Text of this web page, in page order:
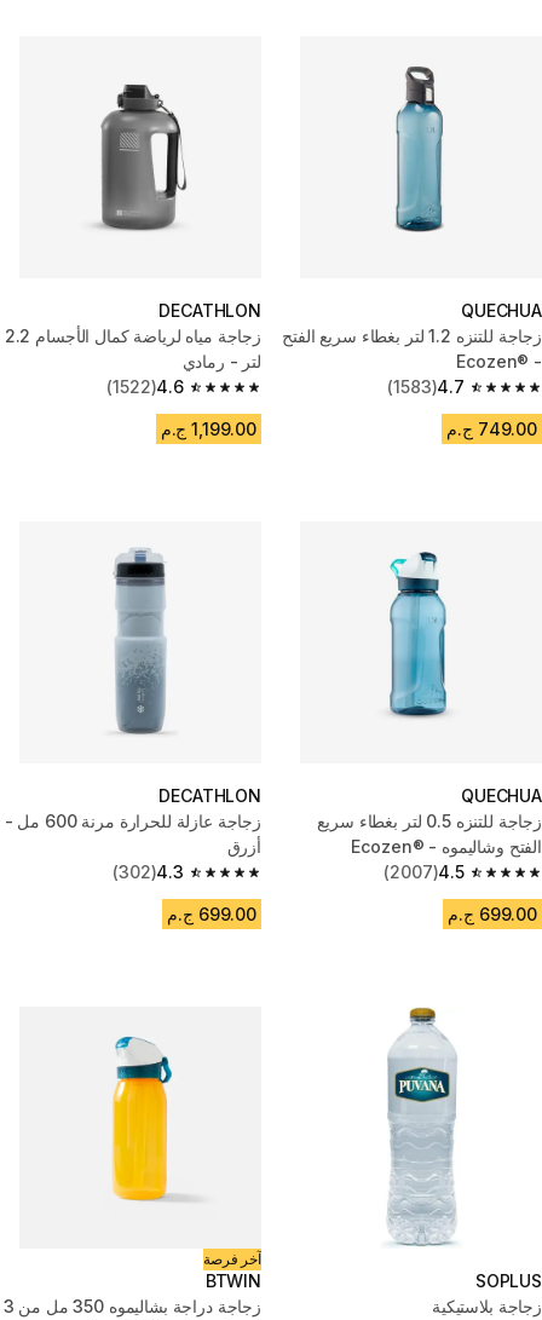
QUECHUA
‎‎‎زجاجة للتنزه 1.2 لتر بغطاء سريع الفتح
- Ecozen®‎
4.7
4.7 out of 5 stars from 1583 reviews
(1583)
749.00 ج.م
DECATHLON
زجاجة مياه لرياضة كمال الأجسام 2.2
لتر - رمادي
4.6
4.6 out of 5 stars from 1522 reviews
(1522)
1,199.00 ج.م
QUECHUA
‎‎‎زجاجة للتنزه 0.5 لتر بغطاء سريع
الفتح وشاليموه - Ecozen®‎
4.5
4.5 out of 5 stars from 2007 reviews
(2007)
699.00 ج.م
DECATHLON
زجاجة عازلة للحرارة مرنة 600 مل -
أزرق
4.3
4.3 out of 5 stars from 302 reviews
(302)
699.00 ج.م
SOPLUS
زجاجة بلاستيكية
آخر فرصة
BTWIN
زجاجة دراجة بشاليموه 350 مل من 3